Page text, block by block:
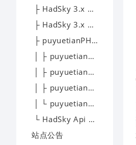
├ HadSky 3.x 模板开发
├ HadSky 3.x 应用开发
├ puyuetianPHP - 开发文档
│ ├ puyuetianPHP - 下载
│ ├ puyuetianPHP - 文档
│ ├ puyuetianPHP - 提问
│ └ puyuetianPHP - 交流
└ HadSky Api 开发文档
站点公告